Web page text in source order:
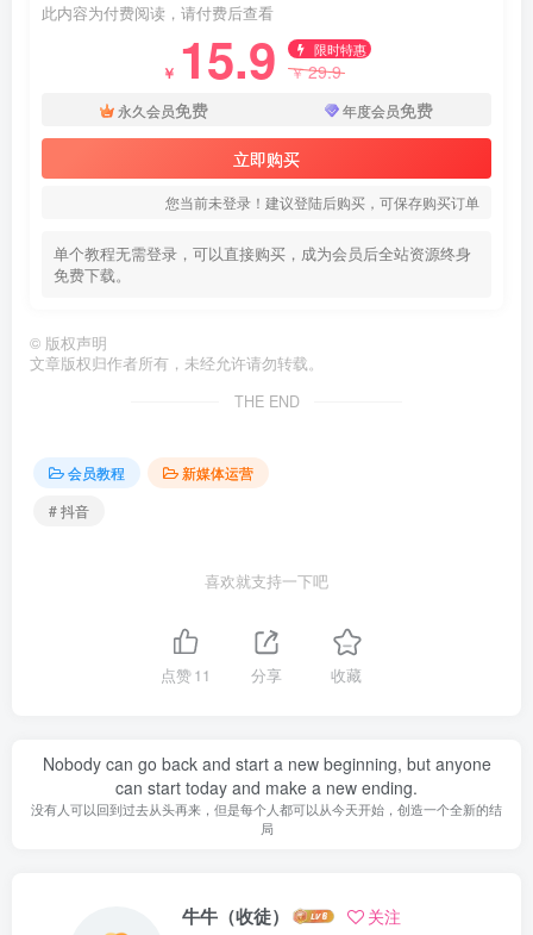
此内容为付费阅读，请付费后查看
￥ 15.9 限时特惠
￥29.9
永久会员免费 年度会员免费
立即购买
您当前未登录！建议登陆后购买，可保存购买订单
单个教程无需登录，可以直接购买，成为会员后全站资源终身
免费下载。
© 版权声明
文章版权归作者所有，未经允许请勿转载。
THE END
会员教程
新媒体运营
# 抖音
喜欢就支持一下吧
点赞11 分享 收藏
Nobody can go back and start a new beginning, but anyone
can start today and make a new ending.
没有人可以回到过去从头再来，但是每个人都可以从今天开始，创造一个全新的结
局
牛牛（收徒） 关注